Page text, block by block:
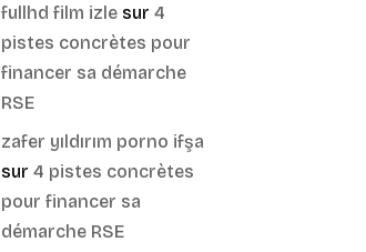
fullhd film izle sur4
pistes concrètes pour
financer sa démarche
RSE
zafer yıldırım porno ifşa
sur4 pistes concrètes
pour financer sa
démarche RSE